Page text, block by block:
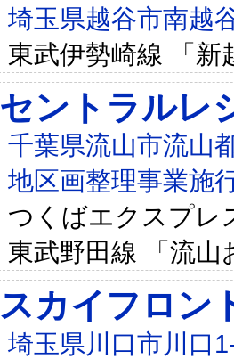
埼玉県越谷市南越
東武伊勢崎線 「新
セントラルレ
千葉県流山市流山
地区画整理事業施
つくばエクスプレ
東武野田線 「流
スカイフロン
埼玉県川口市川口